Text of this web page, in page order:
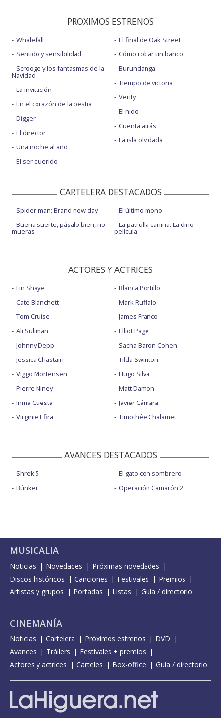
PROXIMOS ESTRENOS
Whalefall
Sentido y sensibilidad
Scrooge y los fantasmas de la
Navidad
La invitación
En el corazón de la bestia
Digger
El director
Una noche al año
El ser querido
El final de Oak Street
Cómo robar un banco
Burundanga
Tiempo de victoria
Verity
El nido
Cuenta atrás
La isla olvidada
CARTELERA DESTACADOS
Spider-man: Brand new day
Buena suerte, pásalo bien, no
mueras
El último mono
La patrulla canina: La dino
película
ACTORES Y ACTRICES
Lin Shaye
Cate Blanchett
Tom Cruise
Ali Suliman
Johnny Depp
Jessica Chastain
Viggo Mortensen
Pierre Niney
Inma Cuesta
Virginie Efira
Blanca Portillo
Mark Ruffalo
James Franco
Elliot Page
Sacha Baron Cohen
Tilda Swinton
Hugo Silva
Matt Damon
Javier Cámara
Timothée Chalamet
AVANCES DESTACADOS
Shrek 5
Búnker
El gato con sombrero
Operación Camarón 2
MUSICALIA
Noticias Novedades
Próximas novedades
Discos históricos
Canciones Festivales
Premios
Artistas y grupos
Portadas Listas Guía / directorio
CINEMANÍA
Noticias Cartelera Próximos estrenos
DVD
Avances
Tráilers
Festivales + premios
Actores y actrices
Carteles Box-office Guía / directorio